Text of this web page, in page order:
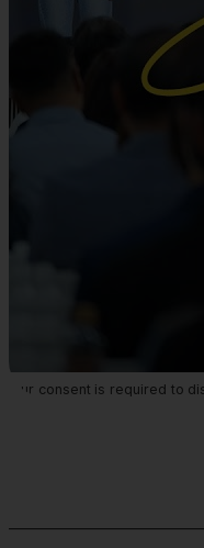
Your consent is required to